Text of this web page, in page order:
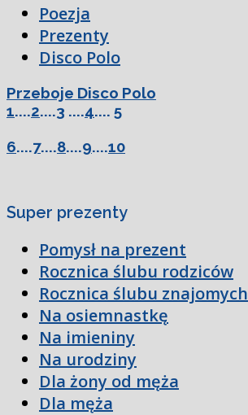
Poezja
Prezenty
Disco Polo
Przeboje Disco Polo
1....2....3 ....4.... 5
6....7....8....9....10
Super prezenty
Pomysł na prezent
Rocznica ślubu rodziców
Rocznica ślubu znajomych
Na osiemnastkę
Na imieniny
Na urodziny
Dla żony od męża
Dla męża